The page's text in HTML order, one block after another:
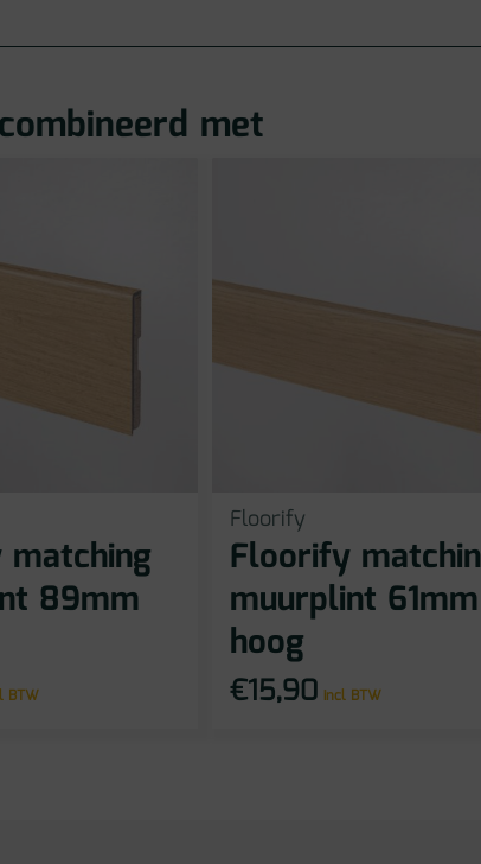
met
89mm
BTW
Floorify
Floorify
muurplint 61mm
hoog
€15,90 incl BTW